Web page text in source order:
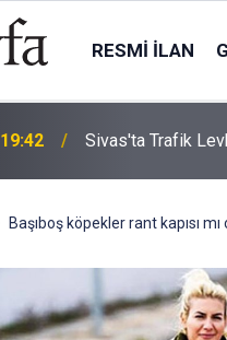
RESMI İLAN
19:37
On Numara
sonuçları
Başıboş köpekler rant kapısı